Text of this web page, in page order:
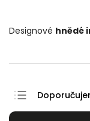
Designové hnědé
které
Nejlevnější